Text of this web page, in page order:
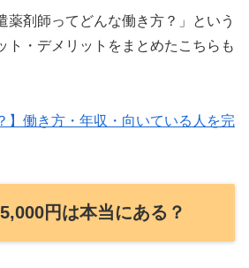
薬剤師ってどんな働き方？」という
ト・デメリットをまとめたこちらも
】働き方・年収・向いている人を完
円は本当にある？